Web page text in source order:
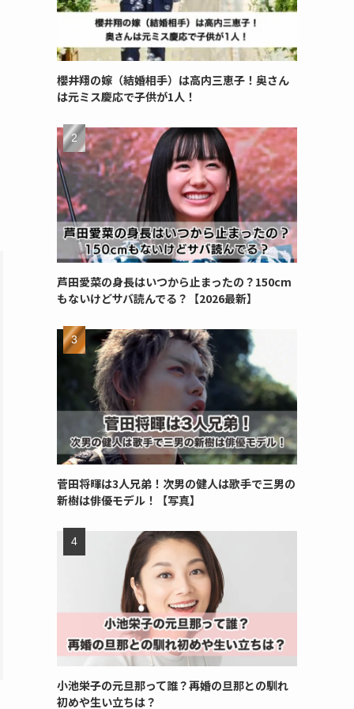
櫻井翔の嫁（結婚相手）は高内三恵子！奥さん
は元ミス慶応で子供が1人！
芦田愛菜の身長はいつから止まったの？150cm
もないけどサバ読んでる？【2026最新】
菅田将暉は3人兄弟！次男の健人は歌手で三男の
新樹は俳優モデル！【写真】
小池栄子の元旦那って誰？再婚の旦那との馴れ
初めや生い立ちは？